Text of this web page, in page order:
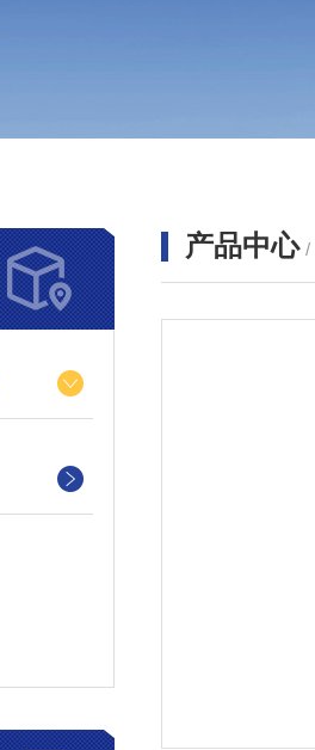
产品中心 /